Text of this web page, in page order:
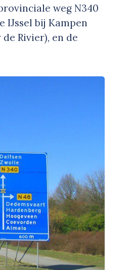
weg N340
IJssel bij Kampen
Rivier), en de